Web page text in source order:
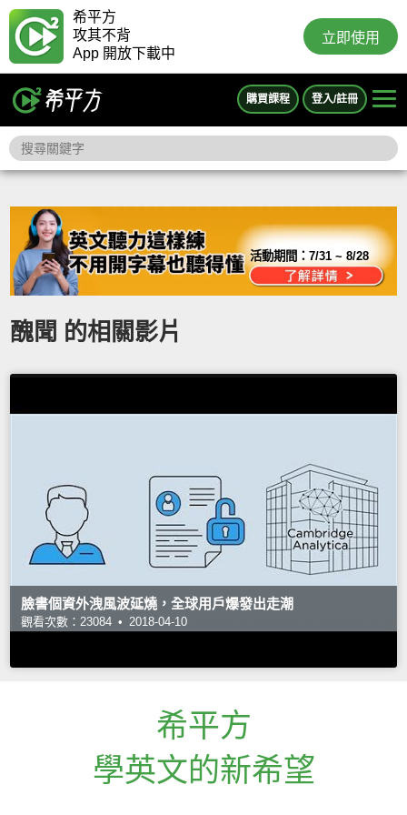
希平方
攻其不背
App 開放下載中
立即使用
購買課程 登入/註冊
活動期間：7/31 ~ 8/28
醜聞 的相關影片
臉書個資外洩風波延燒，全球用戶爆發出走潮
觀看次數：23084 • 2018-04-10
希平方
學英文的新希望